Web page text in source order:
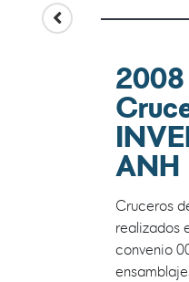
ANH
Cruceros
realizados
convenio